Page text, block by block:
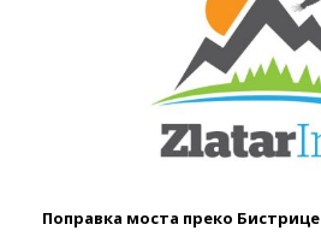
Поправка моста преко Бистрице